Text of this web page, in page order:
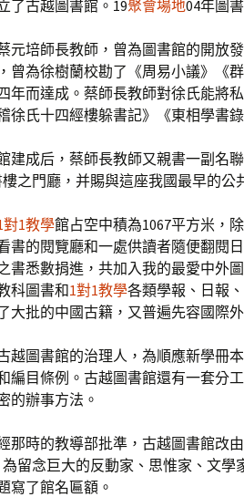
了古越圖書館。19聚會場地04年圖
元培師長教師，曾為圖書館的開放
曾為徐樹蘭校勘了《周易小議》《
年而達成。蔡師長教師對徐氏能將
徐氏十四經樓躲書記》《東相學書
建成后，蔡師長教師又親書一副名
之門廳，并賜與這座我國最早的公
對1教學館占空中積為1067平方米，
書的閱覽廳和一處供讀者隨便翻閱
書悉數捐進，共加入我的最愛中外
科圖書和1對1教學各類學報、日報
大批的中國古籍，又普遍先容國際
越圖書館的治理人，為順應新學冊
編目條例。古越圖書館還有一套分
的辦事方法。
那時的教導部批準，古越圖書館改
為留念巨大的反動家、思惟家、文學
寫了館名匾額。